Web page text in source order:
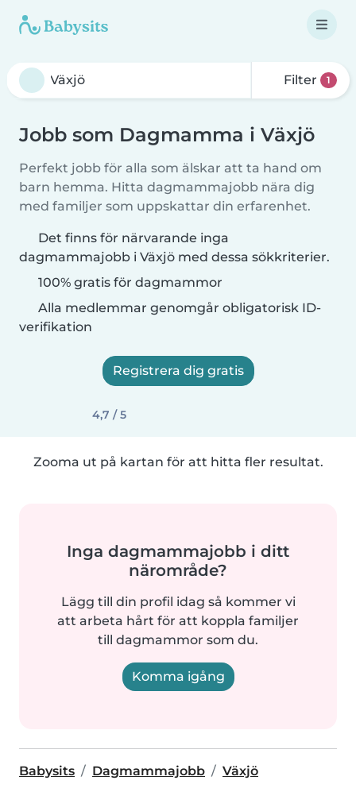
Filter 1
Jobb som Dagmamma i Växjö
Perfekt jobb för alla som älskar att ta hand om
barn hemma. Hitta dagmammajobb nära dig
med familjer som uppskattar din erfarenhet.
Det finns för närvarande inga
dagmammajobb i Växjö med dessa sökkriterier.
100% gratis för dagmammor
Alla medlemmar genomgår obligatorisk ID-
verifikation
Registrera dig gratis
4,7 / 5
Zooma ut på kartan för att hitta fler resultat.
Inga dagmammajobb i ditt
närområde?
Lägg till din profil idag så kommer vi
att arbeta hårt för att koppla familjer
till dagmammor som du.
Komma igång
Babysits Dagmammajobb Växjö